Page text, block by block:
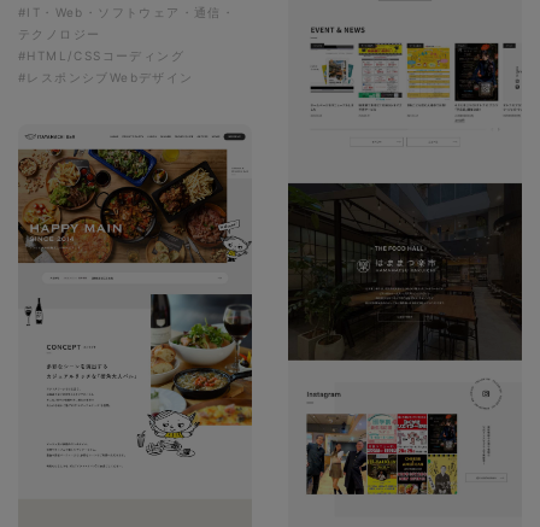
#IT・Web・ソフトウェア・通信・
テクノロジー
#HTML/CSSコーディング
#レスポンシブWebデザイン